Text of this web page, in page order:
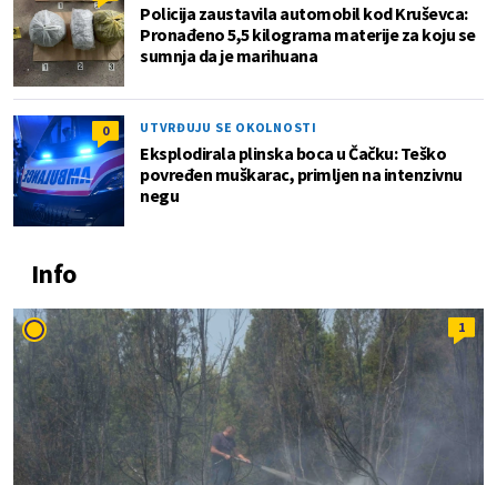
Policija zaustavila automobil kod Kruševca:
Pronađeno 5,5 kilograma materije za koju se
sumnja da je marihuana
0 UTVRĐUJU SE OKOLNOSTI
Eksplodirala plinska boca u Čačku: Teško
povređen muškarac, primljen na intenzivnu
negu
Info
1